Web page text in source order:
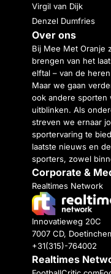
Virgil van Dijk
Denzel Dumfries
Over ons
Bij Mee Met Oranje
brengen van het
elftal – van de
Maar we gaan
ook andere sporten
uitblinken. Als
streven we ernaar
sportervaring te
laatste nieuws en
sporters, zowel
Corporate &
Realtimes Network
Innovatieweg 20C
7007 CD,
+31(315)-764002
Realtimes